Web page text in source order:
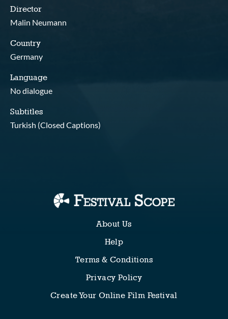
Director
Malin Neumann
Country
Germany
Language
No dialogue
Subtitles
Turkish (Closed Captions)
About Us
Help
Terms & Conditions
Privacy Policy
Create Your Online Film Festival